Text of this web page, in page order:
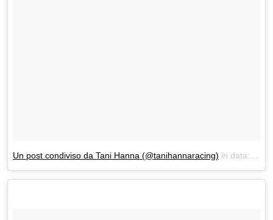
Un post condiviso da Tani Hanna (@tanihannaracing) in data: